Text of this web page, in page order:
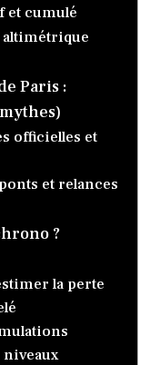
et cumulé
Paris :
officielles et
et relances
?
la perte